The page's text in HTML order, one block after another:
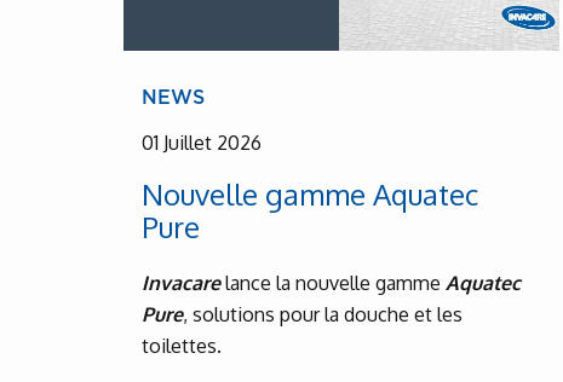
NEWS
01 Juillet 2026
Nouvelle gamme Aquatec
Pure
Invacarelance la nouvelle gamme Aquatec
Pure, solutions pour la douche et les
toilettes.